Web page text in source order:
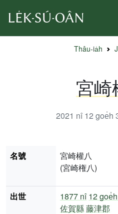
Thâu-ia̍h
宮崎
2021 nî 12 goe̍h
名號
宮崎權八
(宮崎権八)
出世 1877 nî 12
佐賀縣藤津郡